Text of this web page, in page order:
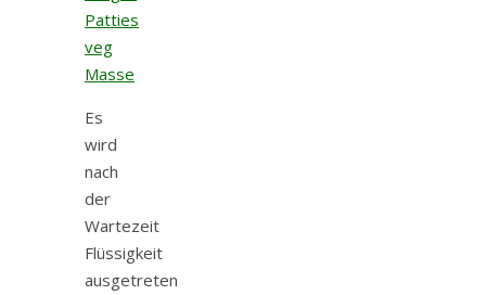
Es
wird
nach
der
Wartezeit
Flüssigkeit
ausgetreten